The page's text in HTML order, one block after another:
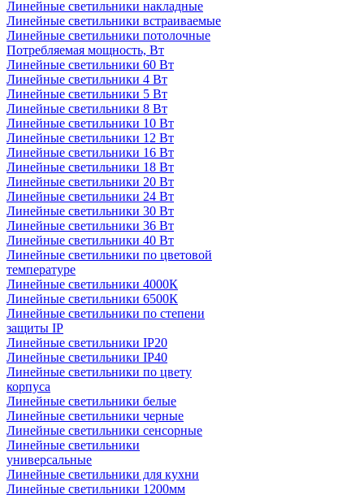
Линейные светильники накладные
Линейные светильники встраиваемые
Линейные светильники потолочные
Потребляемая мощность, Вт
Линейные светильники 60 Вт
Линейные светильники 4 Вт
Линейные светильники 5 Вт
Линейные светильники 8 Вт
Линейные светильники 10 Вт
Линейные светильники 12 Вт
Линейные светильники 16 Вт
Линейные светильники 18 Вт
Линейные светильники 20 Вт
Линейные светильники 24 Вт
Линейные светильники 30 Вт
Линейные светильники 36 Вт
Линейные светильники 40 Вт
Линейные светильники по цветовой
температуре
Линейные светильники 4000К
Линейные светильники 6500К
Линейные светильники по степени
защиты IP
Линейные светильники IP20
Линейные светильники IP40
Линейные светильники по цвету
корпуса
Линейные светильники белые
Линейные светильники черные
Линейные светильники сенсорные
Линейные светильники
универсальные
Линейные светильники для кухни
Линейные светильники 1200мм